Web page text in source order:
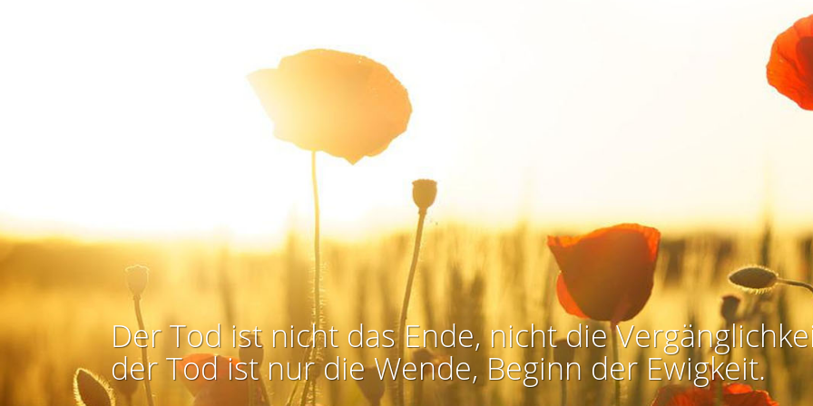
Der Tod ist nicht das Ende, nicht die
der Tod ist nur die Wende, Beginn der Ewigkeit.